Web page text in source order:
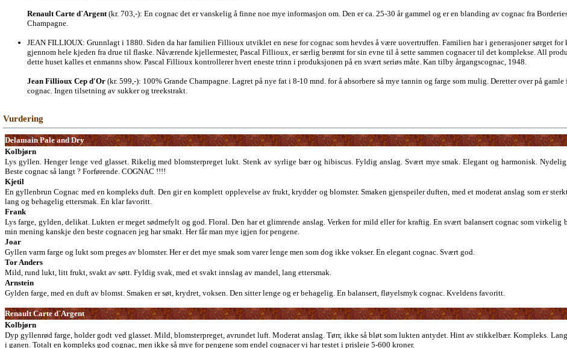
Renault Carte d`Argent(kr. 703,-): En cognac det er vanskelig å finne noe mye informasjon om. Den er ca. 25-30 år gammel og er en blanding av cognac fra
Champagne.
JEAN FILLIOUX: Grunnlagt i 1880. Siden da har familien Fillioux utviklet en nese for cognac som hevdes å være uovertruffen. Familien har i generasjoner sørget
gjennom hele kjeden fra drue til flaske. Nåværende kjellermester, Pascal Fillioux, er særlig berømt for sin evne til å sette sammen cognacer til det komplekse. All
dette huset kalles et enmanns show. Pascal Fillioux kontrollerer hvert eneste trinn i produksjonen på en svært seriøs måte. Kan tilby årgangscognac, 1948.
Jean Fillioux Cep d'Or (kr. 599,-): 100% Grande Champagne. Lagret på nye fat i 8-10 mnd. for å absorbere så mye tannin og farge som mulig. Deretter over på
cognac. Ingen tilsetning av sukker og treekstrakt.
Vurdering
Delamain Pale and Dry
Kolbjørn
Lys gyllen. Henger lenge ved glasset. Rikelig med blomsterpreget lukt. Stenk av syrlige bær og hibiscus. Fyldig anslag. Svært mye smak. Elegant og harmonisk.
Beste cognac så langt ? Forførende. COGNAC !!!!
Kjetil
En gyllenbrun Cognac med en kompleks duft. Den gir en komplett opplevelse av frukt, krydder og blomster. Smaken gjenspeiler duften, med et moderat anslag som er
lang og behagelig ettersmak. En klar favoritt.
Frank
Lys farge, gylden, delikat. Lukten er meget sødmefylt og god. Floral. Den har et glimrende anslag. Verken for mild eller for kraftig. En svært balansert cognac som virkelig
min mening kanskje den beste cognacen jeg har smakt. Her får man mye igjen for pengene.
Joar
Gyllen varm farge og lukt som preges av blomster. Her er det mye smak som varer lenge men som dog ikke vokser. En elegant cognac. Svært god.
Tor Anders
Mild, rund lukt, litt frukt, svakt av søtt. Fyldig svak, med et svakt innslag av mandel, lang ettersmak.
Arnstein
Gylden farge, med en duft av blomst. Smaken er søt, krydret, voksen. Den sitter lenge og er behagelig. En balansert, fløyelsmyk cognac. Kveldens favoritt.
Renault Carte d`Argent
Kolbjørn
Dyp gyllenrød farge, holder godt ved glasset. Mild, blomsterpreget, avrundet luft. Moderat anslag. Tørr, ikke så bløt som lukten antydet. Hint av stikkelbær. Kompleks.
i ganen. Totalt en kompleks god cognac, men ikke så mye for pengene som endel cognacer vi har testet i prisleie 5-600 kroner.